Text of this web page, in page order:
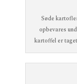
Søde
opbevares
kartoffel er